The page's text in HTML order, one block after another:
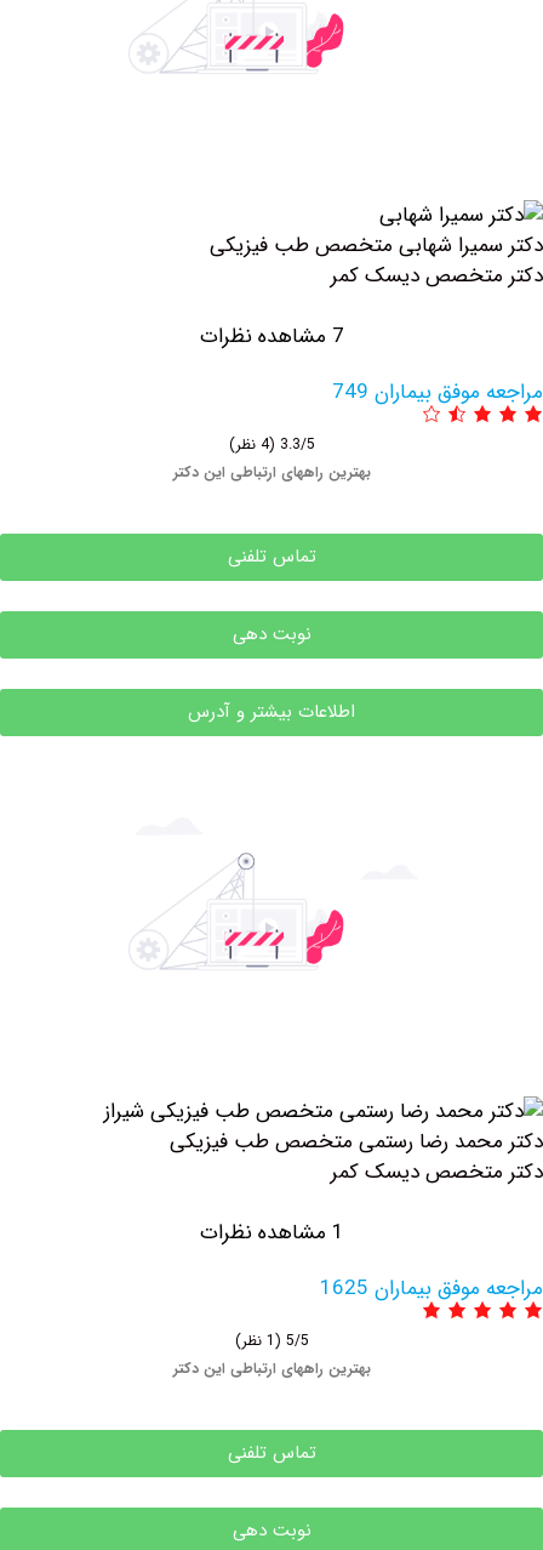
شهابی متخصص طب فیزیکی
دیسک کمر
بیماران 749
بهترین راههای ارتباطی این دکتر
تماس تلفنی
نوبت دهی
اطلاعات بیشتر و آدرس
رضا رستمی متخصص طب فیزیکی
دیسک کمر
بیماران 1625
بهترین راههای ارتباطی این دکتر
تماس تلفنی
نوبت دهی